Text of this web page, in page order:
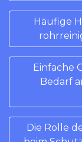
Häufige
Einfache
Bedarf
Die Rolle